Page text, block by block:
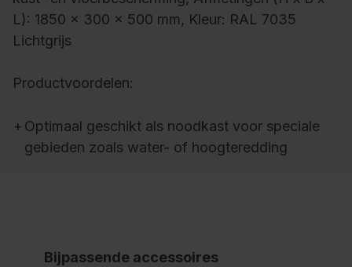
L): 1850 x 300 x 500 mm, Kleur: RAL 7035
Lichtgrijs
Productvoordelen:
+ Optimaal geschikt als noodkast voor speciale
gebieden zoals water- of hoogteredding
Bijpassende accessoires